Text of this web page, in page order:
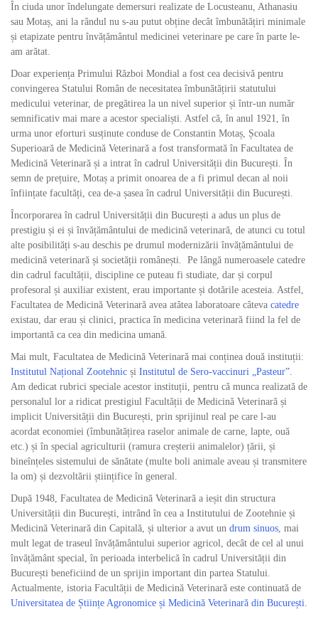
În ciuda unor îndelungate demersuri realizate de Locusteanu, Athanasiu
sau Motaș, ani la rândul nu s-au putut obține decât îmbunătățiri minimale
și etapizate pentru învățământul medicinei veterinare pe care în parte le-
am arătat.
Doar experiența Primului Război Mondial a fost cea decisivă pentru
convingerea Statului Român de necesitatea îmbunătățirii statutului
medicului veterinar, de pregătirea la un nivel superior și într-un număr
semnificativ mai mare a acestor specialiști. Astfel că, în anul 1921, în
urma unor eforturi susținute conduse de Constantin Motaș, Școala
Superioară de Medicină Veterinară a fost transformată în Facultatea de
Medicină Veterinară și a intrat în cadrul Universității din București. În
semn de prețuire, Motaș a primit onoarea de a fi primul decan al noii
înființate facultăți, cea de-a șasea în cadrul Universității din București.
Încorporarea în cadrul Universității din București a adus un plus de
prestigiu și ei și învățământului de medicină veterinară, de atunci cu totul
alte posibilități s-au deschis pe drumul modernizării învățământului de
medicină veterinară și societății românești. Pe lângă numeroasele catedre
din cadrul facultății, discipline ce puteau fi studiate, dar și corpul
profesoral și auxiliar existent, erau importante și dotările acesteia. Astfel,
Facultatea de Medicină Veterinară avea atâtea laboratoare câteva catedre
existau, dar erau și clinici, practica în medicina veterinară fiind la fel de
importantă ca cea din medicina umană.
Mai mult, Facultatea de Medicină Veterinară mai conținea două instituții:
Institutul Național Zootehnic și Institutul de Sero-vaccinuri „Pasteur”.
Am dedicat rubrici speciale acestor instituții, pentru că munca realizată de
personalul lor a ridicat prestigiul Facultății de Medicină Veterinară și
implicit Universității din București, prin sprijinul real pe care l-au
acordat economiei (îmbunătățirea raselor animale de carne, lapte, ouă
etc.) și în special agriculturii (ramura creșterii animalelor) țării, și
bineînțeles sistemului de sănătate (multe boli animale aveau și transmitere
la om) și dezvoltării științifice în general.
După 1948, Facultatea de Medicină Veterinară a ieșit din structura
Universității din București, intrând în cea a Institutului de Zootehnie și
Medicină Veterinară din Capitală, și ulterior a avut un drum sinuos, mai
mult legat de traseul învățământului superior agricol, decât de cel al unui
învățământ special, în perioada interbelică în cadrul Universității din
București beneficiind de un sprijin important din partea Statului.
Actualmente, istoria Facultății de Medicină Veterinară este continuată de
Universitatea de Științe Agronomice și Medicină Veterinară din București.